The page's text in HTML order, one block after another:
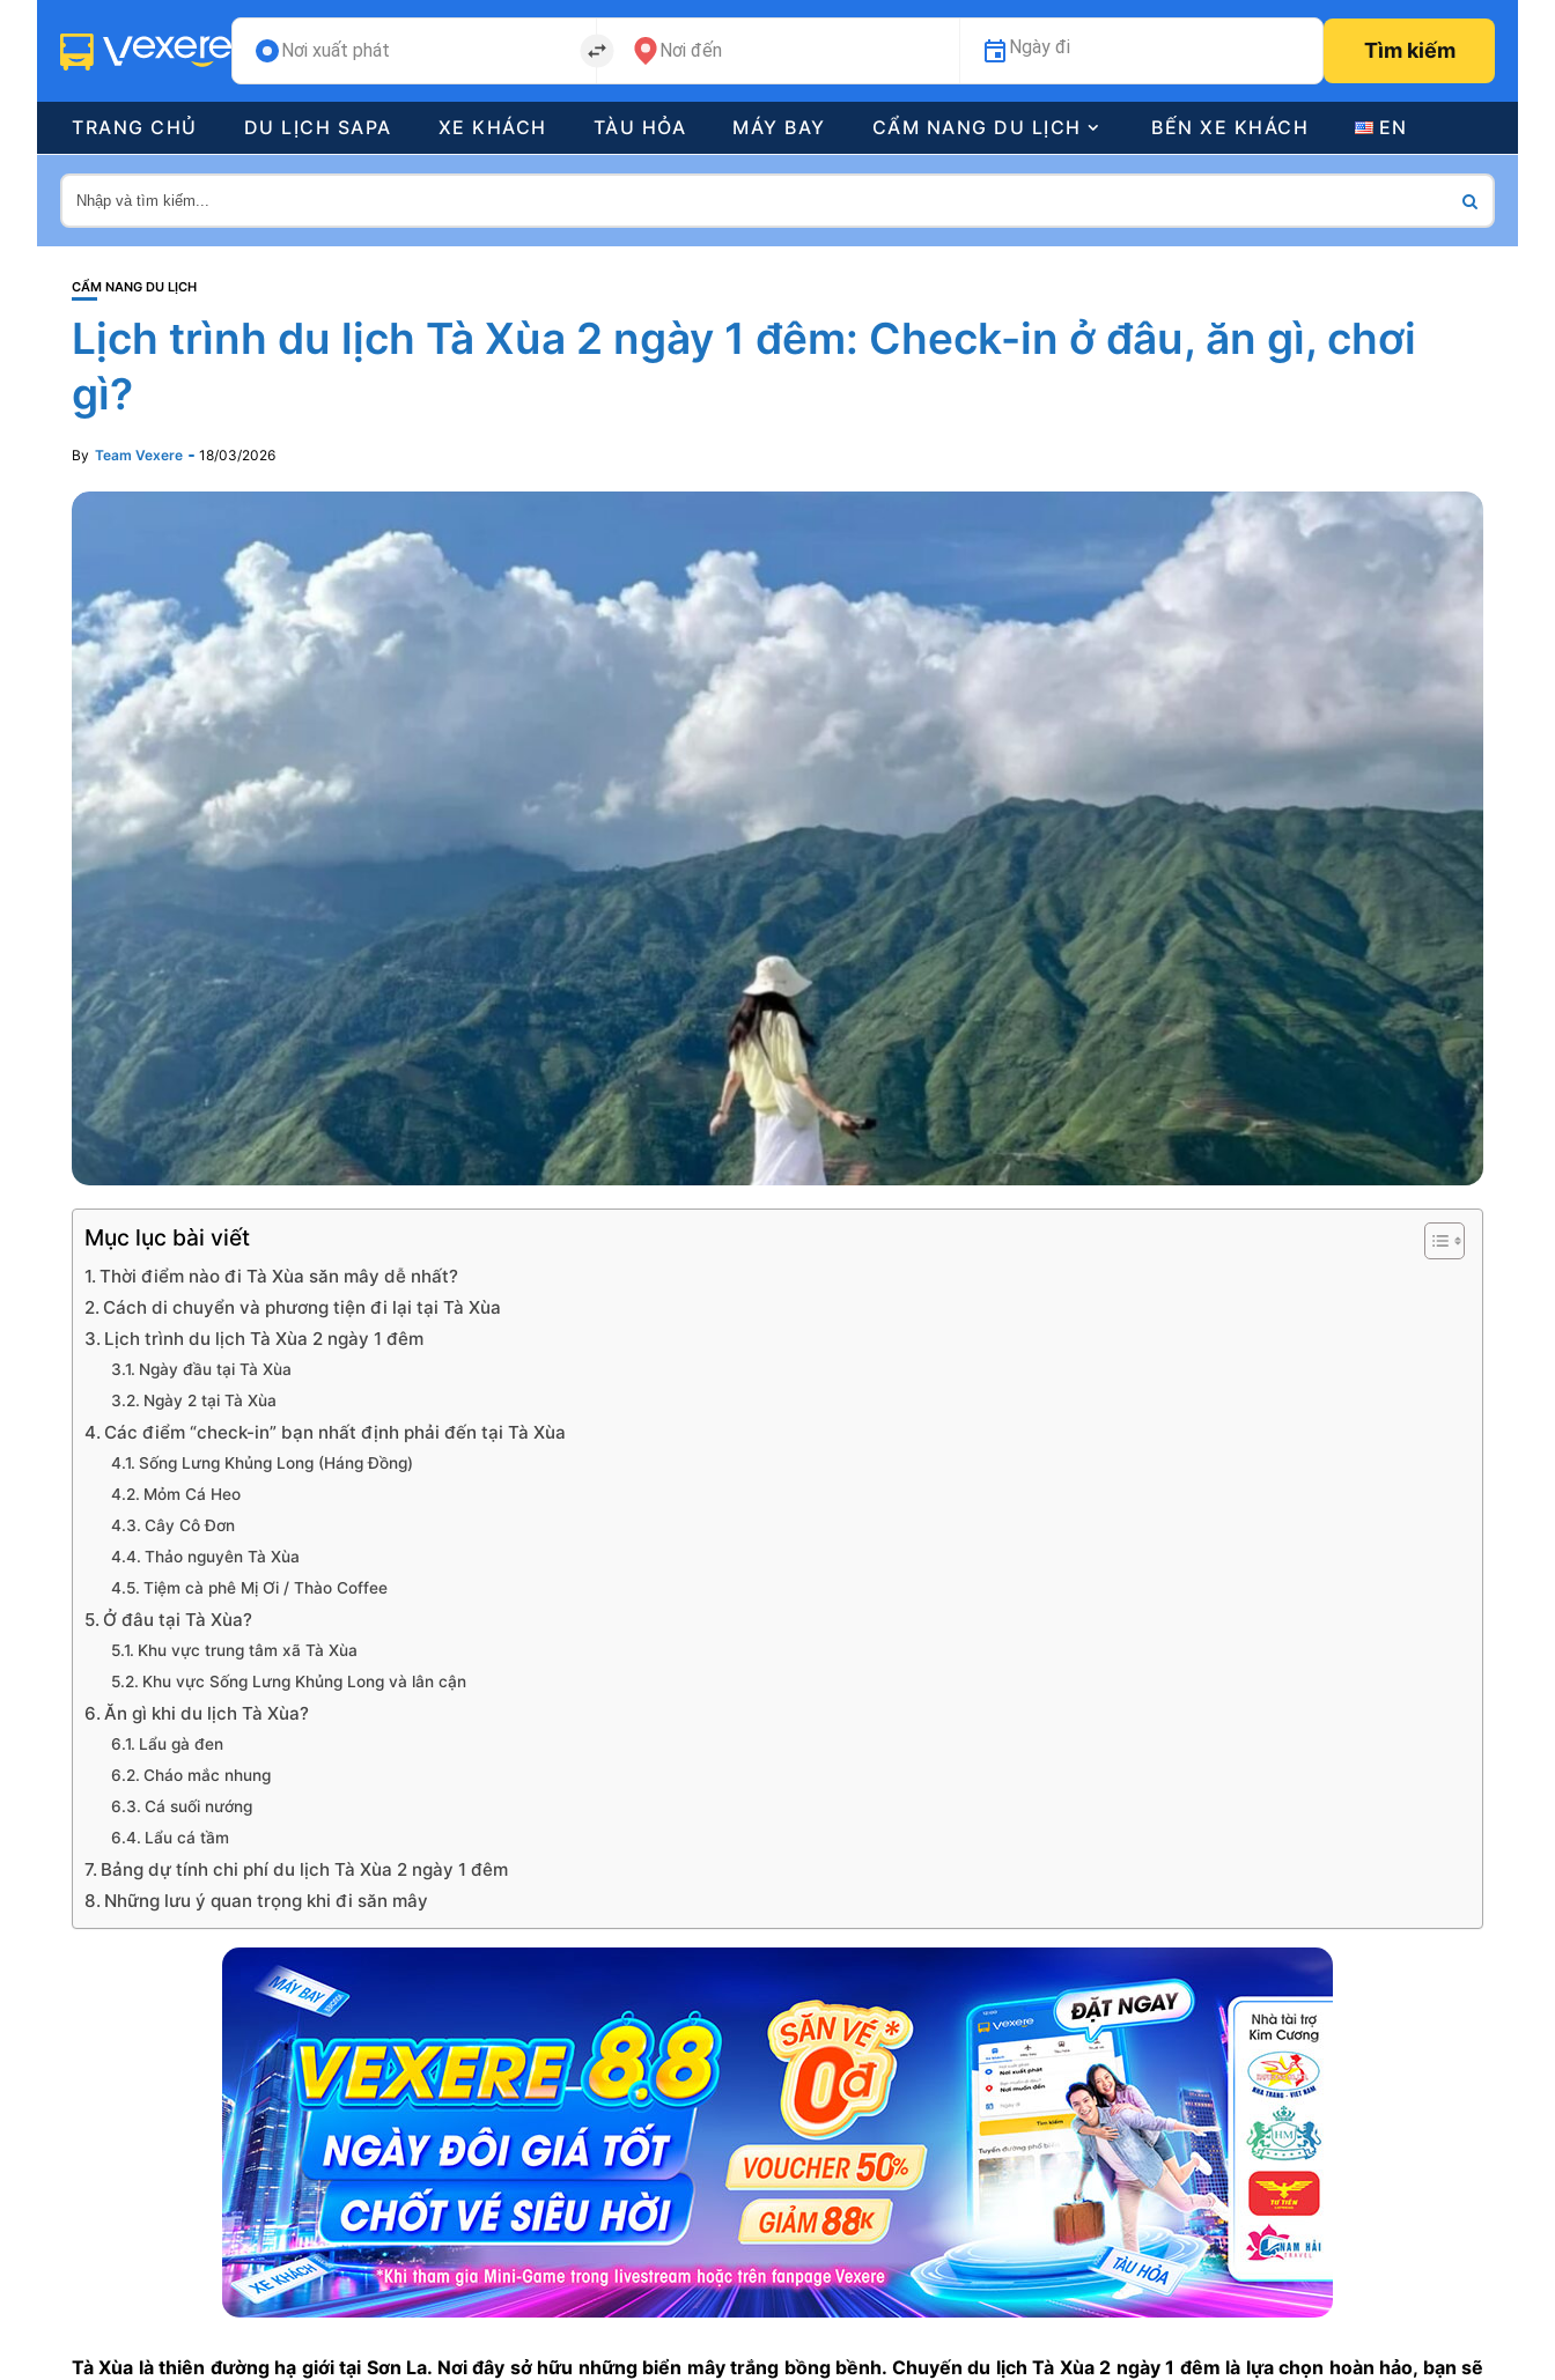
Nơi xuất phát Nơi đến Ngày đi Tìm kiếm
TRANG CHỦ DU LỊCH SAPA XE KHÁCH TÀU HỎA MÁY BAY CẨM NANG DU LỊCH BẾN XE KHÁCH EN
CẨM NANG DU LỊCH
Lịch trình du lịch Tà Xùa 2 ngày 1 đêm: Check-in ở đâu, ăn gì, chơi
gì?
By Team Vexere 18/03/2026
Mục lục bài viết
Thời điểm nào đi Tà Xùa săn mây dễ nhất?
Cách di chuyển và phương tiện đi lại tại Tà Xùa
Lịch trình du lịch Tà Xùa 2 ngày 1 đêm
Ngày đầu tại Tà Xùa
Ngày 2 tại Tà Xùa
Các điểm “check-in” bạn nhất định phải đến tại Tà Xùa
Sống Lưng Khủng Long (Háng Đồng)
Mỏm Cá Heo
Cây Cô Đơn
Thảo nguyên Tà Xùa
Tiệm cà phê Mị Ơi / Thào Coffee
Ở đâu tại Tà Xùa?
Khu vực trung tâm xã Tà Xùa
Khu vực Sống Lưng Khủng Long và lân cận
Ăn gì khi du lịch Tà Xùa?
Lẩu gà đen
Cháo mắc nhung
Cá suối nướng
Lẩu cá tầm
Bảng dự tính chi phí du lịch Tà Xùa 2 ngày 1 đêm
Những lưu ý quan trọng khi đi săn mây
Tà Xùa là thiên đường hạ giới tại Sơn La. Nơi đây sở hữu những biển mây trắng bồng bềnh. Chuyến du lịch Tà Xùa 2 ngày 1 đêm là lựa chọn hoàn hảo, bạn sẽ